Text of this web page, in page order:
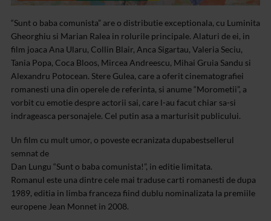
“Sunt o baba comunista” are o distributie exceptionala, cu Luminita
Gheorghiu si Marian Ralea in rolurile principale. Alaturi de ei, in
film joaca Ana Ularu, Collin Blair, Anca Sigartau, Valeria Seciu,
Tania Popa, Coca Bloos, Mircea Andreescu, Mihai Gruia Sandu si
Alexandru Potocean. Stere Gulea, care a oferit cinematografiei
romanesti una din operele de referinta, si anume “Morometii”, a
vorbit cu emotie despre actorii sai, care l-au facut chiar sa-si
indrageasca personajele. Cel putin asa a marturisit publicului.
Un film cu mult umor, o poveste ecranizata dupabestsellerul
semnat de
Dan Lungu “Sunt o baba comunista!”, in editie limitata.
Romanul este una dintre cele mai traduse carti romanesti de dupa
1989, editia in limba franceza fiind dublu nominalizata la premiile
europene Jean Monnet in 2008.